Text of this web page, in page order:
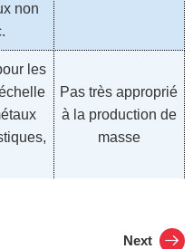
non
les
Pas très approprié
à la production de
masse
Next